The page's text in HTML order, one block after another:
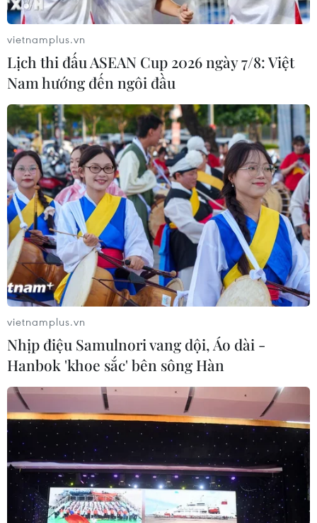
tại Vũ Hán - tâm điểm của dịch bệnh./.
Play
Video
(Vietnam+)
#Tỉnh Hồ Bắc #Tử vong
#Ca nhiễm
#Viêm đường hô hấp
#COVID-19
#Phong tỏa
Trung Quốc
vietnamplus.vn
Lịch thi đấu ASEAN Cup 2026 ngày 7/8: Việt
Nam hướng đến ngôi đầu
vietnamplus.vn
Nhịp điệu Samulnori vang dội, Áo dài -
Hanbok 'khoe sắc' bên sông Hàn